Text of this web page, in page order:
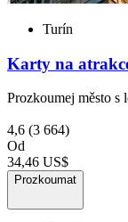
Turín
Karty na
Prozkoumej město s
4,6 (3 664)
Od
34,46 US$
Prozkoumat